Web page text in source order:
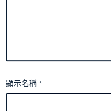
顯示名稱*